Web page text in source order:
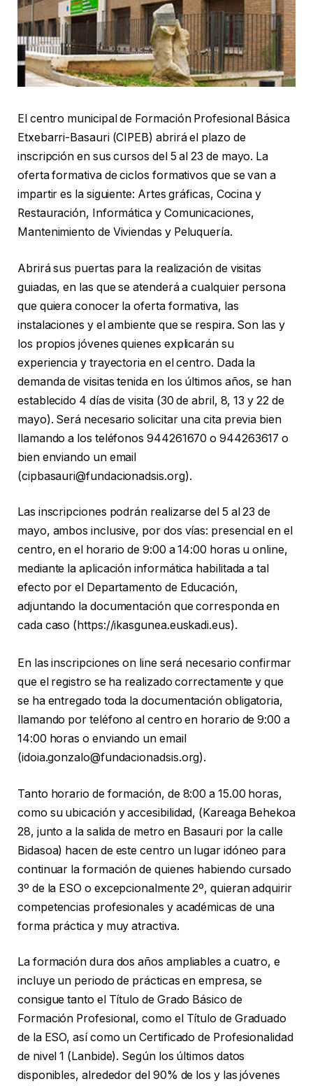
El centro municipal de Formación Profesional Básica
Etxebarri-Basauri (CIPEB) abrirá el plazo de
inscripción en sus cursos del 5 al 23 de mayo. La
oferta formativa de ciclos formativos que se van a
impartir es la siguiente: Artes gráficas, Cocina y
Restauración, Informática y Comunicaciones,
Mantenimiento de Viviendas y Peluquería.
Abrirá sus puertas para la realización de visitas
guiadas, en las que se atenderá a cualquier persona
que quiera conocer la oferta formativa, las
instalaciones y el ambiente que se respira. Son las y
los propios jóvenes quienes explicarán su
experiencia y trayectoria en el centro. Dada la
demanda de visitas tenida en los últimos años, se han
establecido 4 días de visita (30 de abril, 8, 13 y 22 de
mayo). Será necesario solicitar una cita previa bien
llamando a los teléfonos 944261670 o 944263617 o
bien enviando un email
(cipbasauri@fundacionadsis.org).
Las inscripciones podrán realizarse del 5 al 23 de
mayo, ambos inclusive, por dos vías: presencial en el
centro, en el horario de 9:00 a 14:00 horas u online,
mediante la aplicación informática habilitada a tal
efecto por el Departamento de Educación,
adjuntando la documentación que corresponda en
cada caso (https://ikasgunea.euskadi.eus).
En las inscripciones on line será necesario confirmar
que el registro se ha realizado correctamente y que
se ha entregado toda la documentación obligatoria,
llamando por teléfono al centro en horario de 9:00 a
14:00 horas o enviando un email
(idoia.gonzalo@fundacionadsis.org).
Tanto horario de formación, de 8:00 a 15.00 horas,
como su ubicación y accesibilidad, (Kareaga Behekoa
28, junto a la salida de metro en Basauri por la calle
Bidasoa) hacen de este centro un lugar idóneo para
continuar la formación de quienes habiendo cursado
3º de la ESO o excepcionalmente 2º, quieran adquirir
competencias profesionales y académicas de una
forma práctica y muy atractiva.
La formación dura dos años ampliables a cuatro, e
incluye un periodo de prácticas en empresa, se
consigue tanto el Título de Grado Básico de
Formación Profesional, como el Título de Graduado
de la ESO, así como un Certificado de Profesionalidad
de nivel 1 (Lanbide). Según los últimos datos
disponibles, alrededor del 90% de los y las jóvenes